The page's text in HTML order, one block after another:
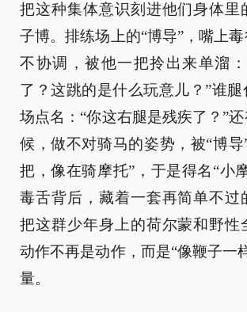
把这种集体意识刻进他们身体里
子博。排练场上的“博导”，嘴上
不协调，被他一把拎出来单溜
了？这跳的是什么玩意儿？”谁腿
场点名：“你这右腿是残疾了？”
候，做不对骑马的姿势，被“博导
把，像在骑摩托”，于是得名“小
毒舌背后，藏着一套再简单不过
把这群少年身上的荷尔蒙和野性
动作不再是动作，而是“像鞭子一
量。